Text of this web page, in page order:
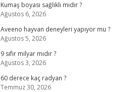
Kumaş boyası sağlıklı mıdır ?
Ağustos 6, 2026
Aveeno hayvan deneyleri yapıyor mu ?
Ağustos 5, 2026
9 sıfır milyar mıdır ?
Ağustos 3, 2026
60 derece kaç radyan ?
Temmuz 30, 2026